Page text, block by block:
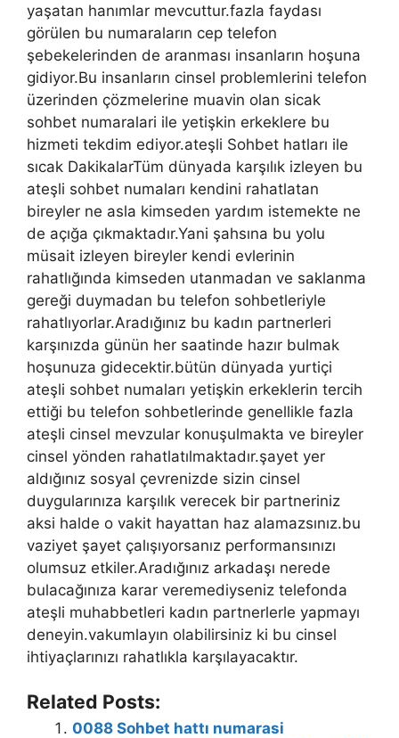
yaşatan hanımlar mevcuttur.fazla faydası
görülen bu numaraların cep telefon
şebekelerinden de aranması insanların hoşuna
gidiyor.Bu insanların cinsel problemlerini telefon
üzerinden çözmelerine muavin olan sicak
sohbet numaralari ile yetişkin erkeklere bu
hizmeti tekdim ediyor.ateşli Sohbet hatları ile
sıcak DakikalarTüm dünyada karşılık izleyen bu
ateşli sohbet numaları kendini rahatlatan
bireyler ne asla kimseden yardım istemekte ne
de açığa çıkmaktadır.Yani şahsına bu yolu
müsait izleyen bireyler kendi evlerinin
rahatlığında kimseden utanmadan ve saklanma
gereği duymadan bu telefon sohbetleriyle
rahatlıyorlar.Aradığınız bu kadın partnerleri
karşınızda günün her saatinde hazır bulmak
hoşunuza gidecektir.bütün dünyada yurtiçi
ateşli sohbet numaları yetişkin erkeklerin tercih
ettiği bu telefon sohbetlerinde genellikle fazla
ateşli cinsel mevzular konuşulmakta ve bireyler
cinsel yönden rahatlatılmaktadır.şayet yer
aldığınız sosyal çevrenizde sizin cinsel
duygularınıza karşılık verecek bir partneriniz
aksi halde o vakit hayattan haz alamazsınız.bu
vaziyet şayet çalışıyorsanız performansınızı
olumsuz etkiler.Aradığınız arkadaşı nerede
bulacağınıza karar veremediyseniz telefonda
ateşli muhabbetleri kadın partnerlerle yapmayı
deneyin.vakumlayın olabilirsiniz ki bu cinsel
ihtiyaçlarınızı rahatlıkla karşılayacaktır.
Related Posts:
0088 Sohbet hattı numarasi